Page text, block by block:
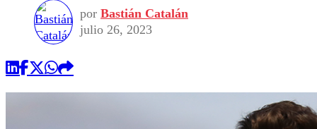
por Bastián Catalán
julio 26, 2023